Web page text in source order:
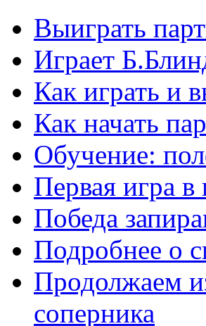
Выиграть
Играет
Как играть и
Как начать
Обучение:
Первая игра
Победа
Подробнее о
Продолжаем
соперника